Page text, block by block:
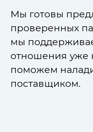
Мы готовы
проверенных
мы
отношения уже
поможем
поставщиком.